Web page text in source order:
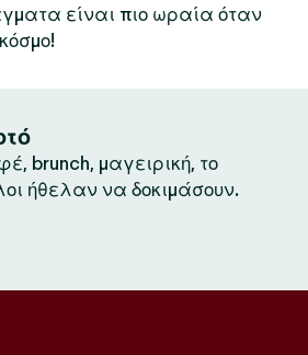
είναι πιο ωραία όταν
brunch, μαγειρική, το
ήθελαν να δοκιμάσουν.